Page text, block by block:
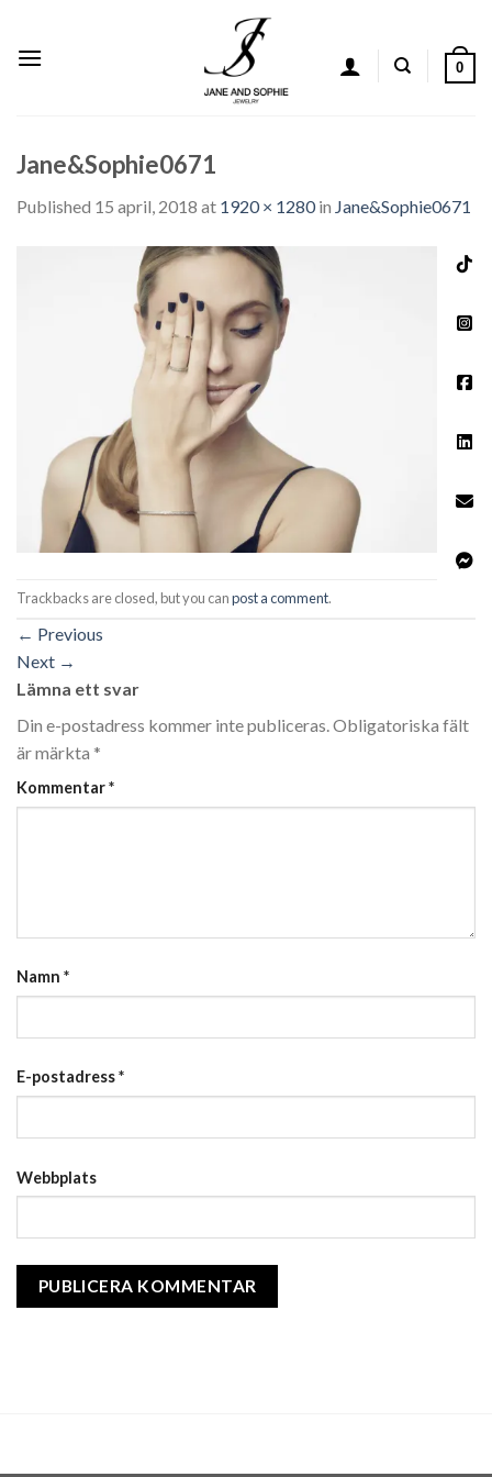
content
0
Jane&Sophie0671
Published 15 april, 2018 at 1920 × 1280in Jane&Sophie0671
Trackbacks are closed, but you canpost a comment.
← Previous
Next →
Lämna ett svar
Din e-postadress kommer inte publiceras.Obligatoriska fält
är märkta *
Kommentar*
Namn *
E-postadress*
Webbplats